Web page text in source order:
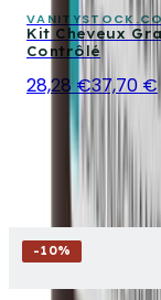
Kit Cheveux
Contrôlé
28,28 €37,70 €
-10%